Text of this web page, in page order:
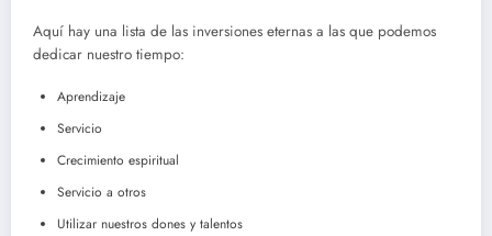
Aquí hay una lista de las inversiones eternas a las que podemos
dedicar nuestro tiempo:
Aprendizaje
Servicio
Crecimiento espiritual
Servicio a otros
Utilizar nuestros dones y talentos